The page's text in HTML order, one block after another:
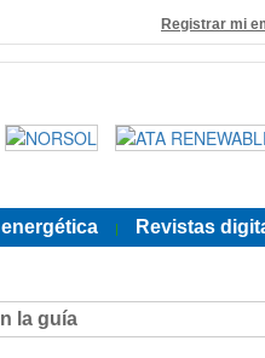
Registrar mi
| Revistas